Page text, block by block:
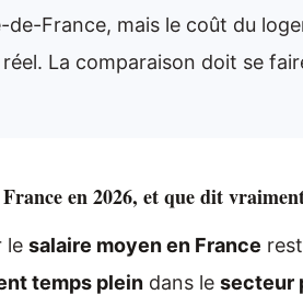
de-France, mais le coût du
La comparaison doit se
en 2026, et que dit
le salaire moyen en France
temps plein dans le secteur